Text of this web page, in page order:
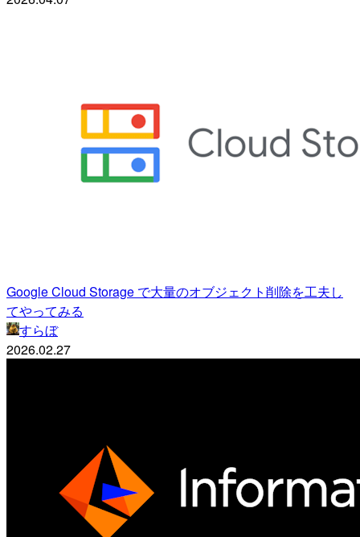
Google Cloud Storage で大量のオブジェクト削除を工夫し
てやってみる
すらぼ
2026.02.27